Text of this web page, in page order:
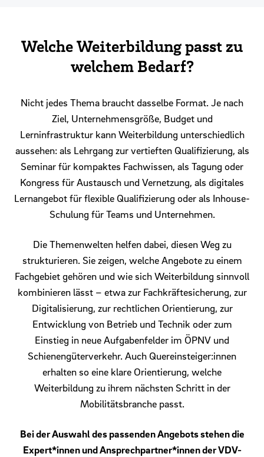
Welche Weiterbildung passt zu
welchem Bedarf?
Nicht jedes Thema braucht dasselbe Format. Je nach
Ziel, Unternehmensgröße, Budget und
Lerninfrastruktur kann Weiterbildung unterschiedlich
aussehen: als Lehrgang zur vertieften Qualifizierung, als
Seminar für kompaktes Fachwissen, als Tagung oder
Kongress für Austausch und Vernetzung, als digitales
Lernangebot für flexible Qualifizierung oder als Inhouse-
Schulung für Teams und Unternehmen.
Die Themenwelten helfen dabei, diesen Weg zu
strukturieren. Sie zeigen, welche Angebote zu einem
Fachgebiet gehören und wie sich Weiterbildung sinnvoll
kombinieren lässt – etwa zur Fachkräftesicherung, zur
Digitalisierung, zur rechtlichen Orientierung, zur
Entwicklung von Betrieb und Technik oder zum
Einstieg in neue Aufgabenfelder im ÖPNV und
Schienengüterverkehr. Auch Quereinsteiger:innen
erhalten so eine klare Orientierung, welche
Weiterbildung zu ihrem nächsten Schritt in der
Mobilitätsbranche passt.
Bei der Auswahl des passenden Angebots stehen die
Expert*innen und Ansprechpartner*innen der VDV-